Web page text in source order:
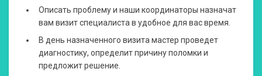
Описать проблему и наши координаторы назначат
вам визит специалиста в удобное для вас время.
В день назначенного визита мастер проведет
диагностику, определит причину поломки и
предложит решение.